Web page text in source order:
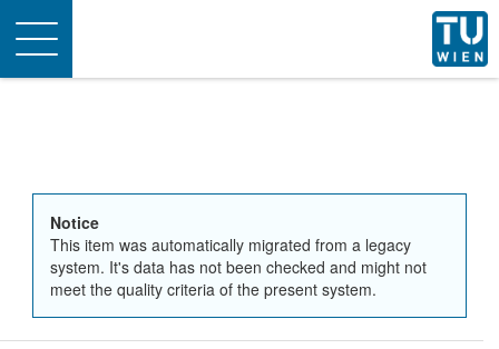
Toggle
navigation
Notice
This item was automatically migrated from a legacy
system. It's data has not been checked and might not
meet the quality criteria of the present system.